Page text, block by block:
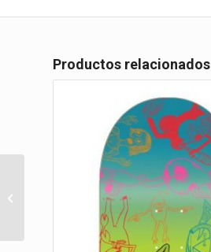
Productos relacionados
Torres Skull Bat Pro
Stumps 8.51in x 31.88in